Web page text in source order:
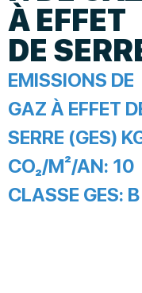
À EFFET
DE
EMISSIONS DE
GAZ À EFFET
SERRE (GES)
CO₂/M²/AN: 10
CLASSE GES: B